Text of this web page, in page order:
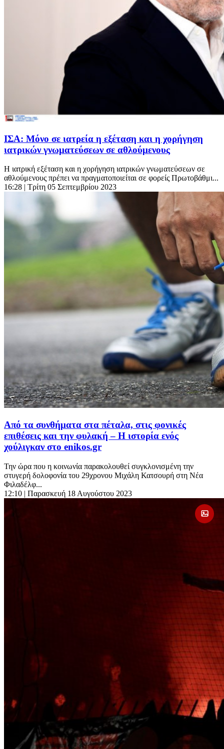
ΙΣΑ: Μόνο σε ιατρεία η εξέταση και η χορήγηση
ιατρικών γνωματεύσεων σε αθλούμενους
Η ιατρική εξέταση και η χορήγηση ιατρικών γνωματεύσεων σε
αθλούμενους πρέπει να πραγματοποιείται σε φορείς Πρωτοβάθμι...
16:28 | Τρίτη 05 Σεπτεμβρίου 2023
Από τα συνθήματα στα πέταλα, στις φονικές
επιθέσεις και την φυλακή – Η ιστορία ενός
χούλιγκαν στο enikos.gr
Την ώρα που η κοινωνία παρακολουθεί συγκλονισμένη την
στυγερή δολοφονία του 29χρονου Μιχάλη Κατσουρή στη Νέα
Φιλαδέλφ...
12:10 | Παρασκευή 18 Αυγούστου 2023